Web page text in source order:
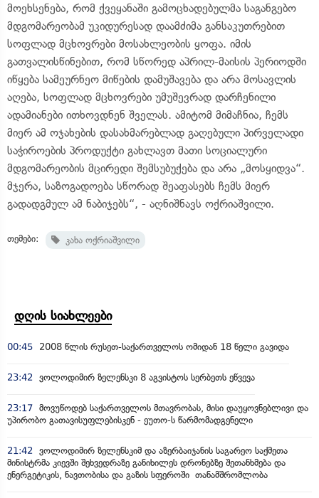
მოეხსენება, რომ ქვეყანაში გამოცხადებულმა საგანგებო
მდგომარეობამ უკიდურესად დაამძიმა განსაკუთრებით
სოფლად მცხოვრები მოსახლეობის ყოფა. იმის
გათვალისწინებით, რომ სწორედ აპრილ-მაისის პერიოდში
იწყება სამეურნეო მიწების დამუშავება და არა მოსავლის
აღება, სოფლად მცხოვრები უმუშევრად დარჩენილი
ადამიანები ითხოვდნენ შველას. ამიტომ მიმაჩნია, ჩემს
მიერ ამ ოჯახების დასახმარებლად გაღებული პირველადი
საჭიროების პროდუქტი გახლავთ მათი სოციალური
მდგომარეობის მცირედი შემსუბუქება და არა „მოსყიდვა“.
მჯერა, საზოგადოება სწორად შეაფასებს ჩემს მიერ
გადადგმულ ამ ნაბიჯებს“, - აღნიშნავს ოქრიაშვილი.
თემები: კახა ოქრიაშვილი
დღის სიახლეები
00:45 2008 წლის რუსეთ-საქართველოს ომიდან 18 წელი გავიდა
23:42 ვოლოდიმირ ზელენსკი 8 აგვისტოს სერბეთს ეწვევა
23:17 მოვუწოდებ საქართველოს მთავრობას, მისი დაუყოვნებლივი და
უპირობო გათავისუფლებისკენ - ეუთო-ს წარმომადგენელი
21:42
ვოლოდიმირ ზელენსკიმ და აზერბაიჯანის საგარეო საქმეთა
მინისტრმა კიევში შეხვედრაზე განიხილეს დრონებზე შეთანხმება და
ენერგეტიკის, ნავთობისა და გაზის სფეროში თანამშრომლობა